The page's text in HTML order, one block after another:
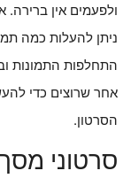
ולפעמים אין ברירה.
ניתן להעלות כמה
התחלפות התמונות
אחר שרוצים כדי
הסרטון.
סרטוני